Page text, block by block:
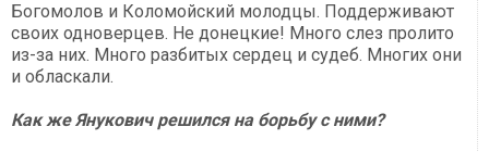
Богомолов и Коломойский молодцы. Поддерживают
своих одноверцев. Не донецкие! Много слез пролито
из-за них. Много разбитых сердец и судеб. Многих они
и обласкали.
Как же Янукович решился на борьбу с ними?